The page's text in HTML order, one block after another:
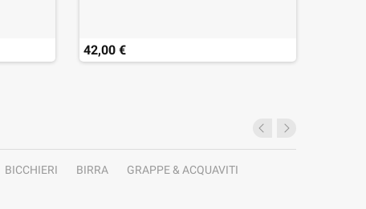
42,00 €
BICCHIERI BIRRA
GRAPPE & ACQUAVITI